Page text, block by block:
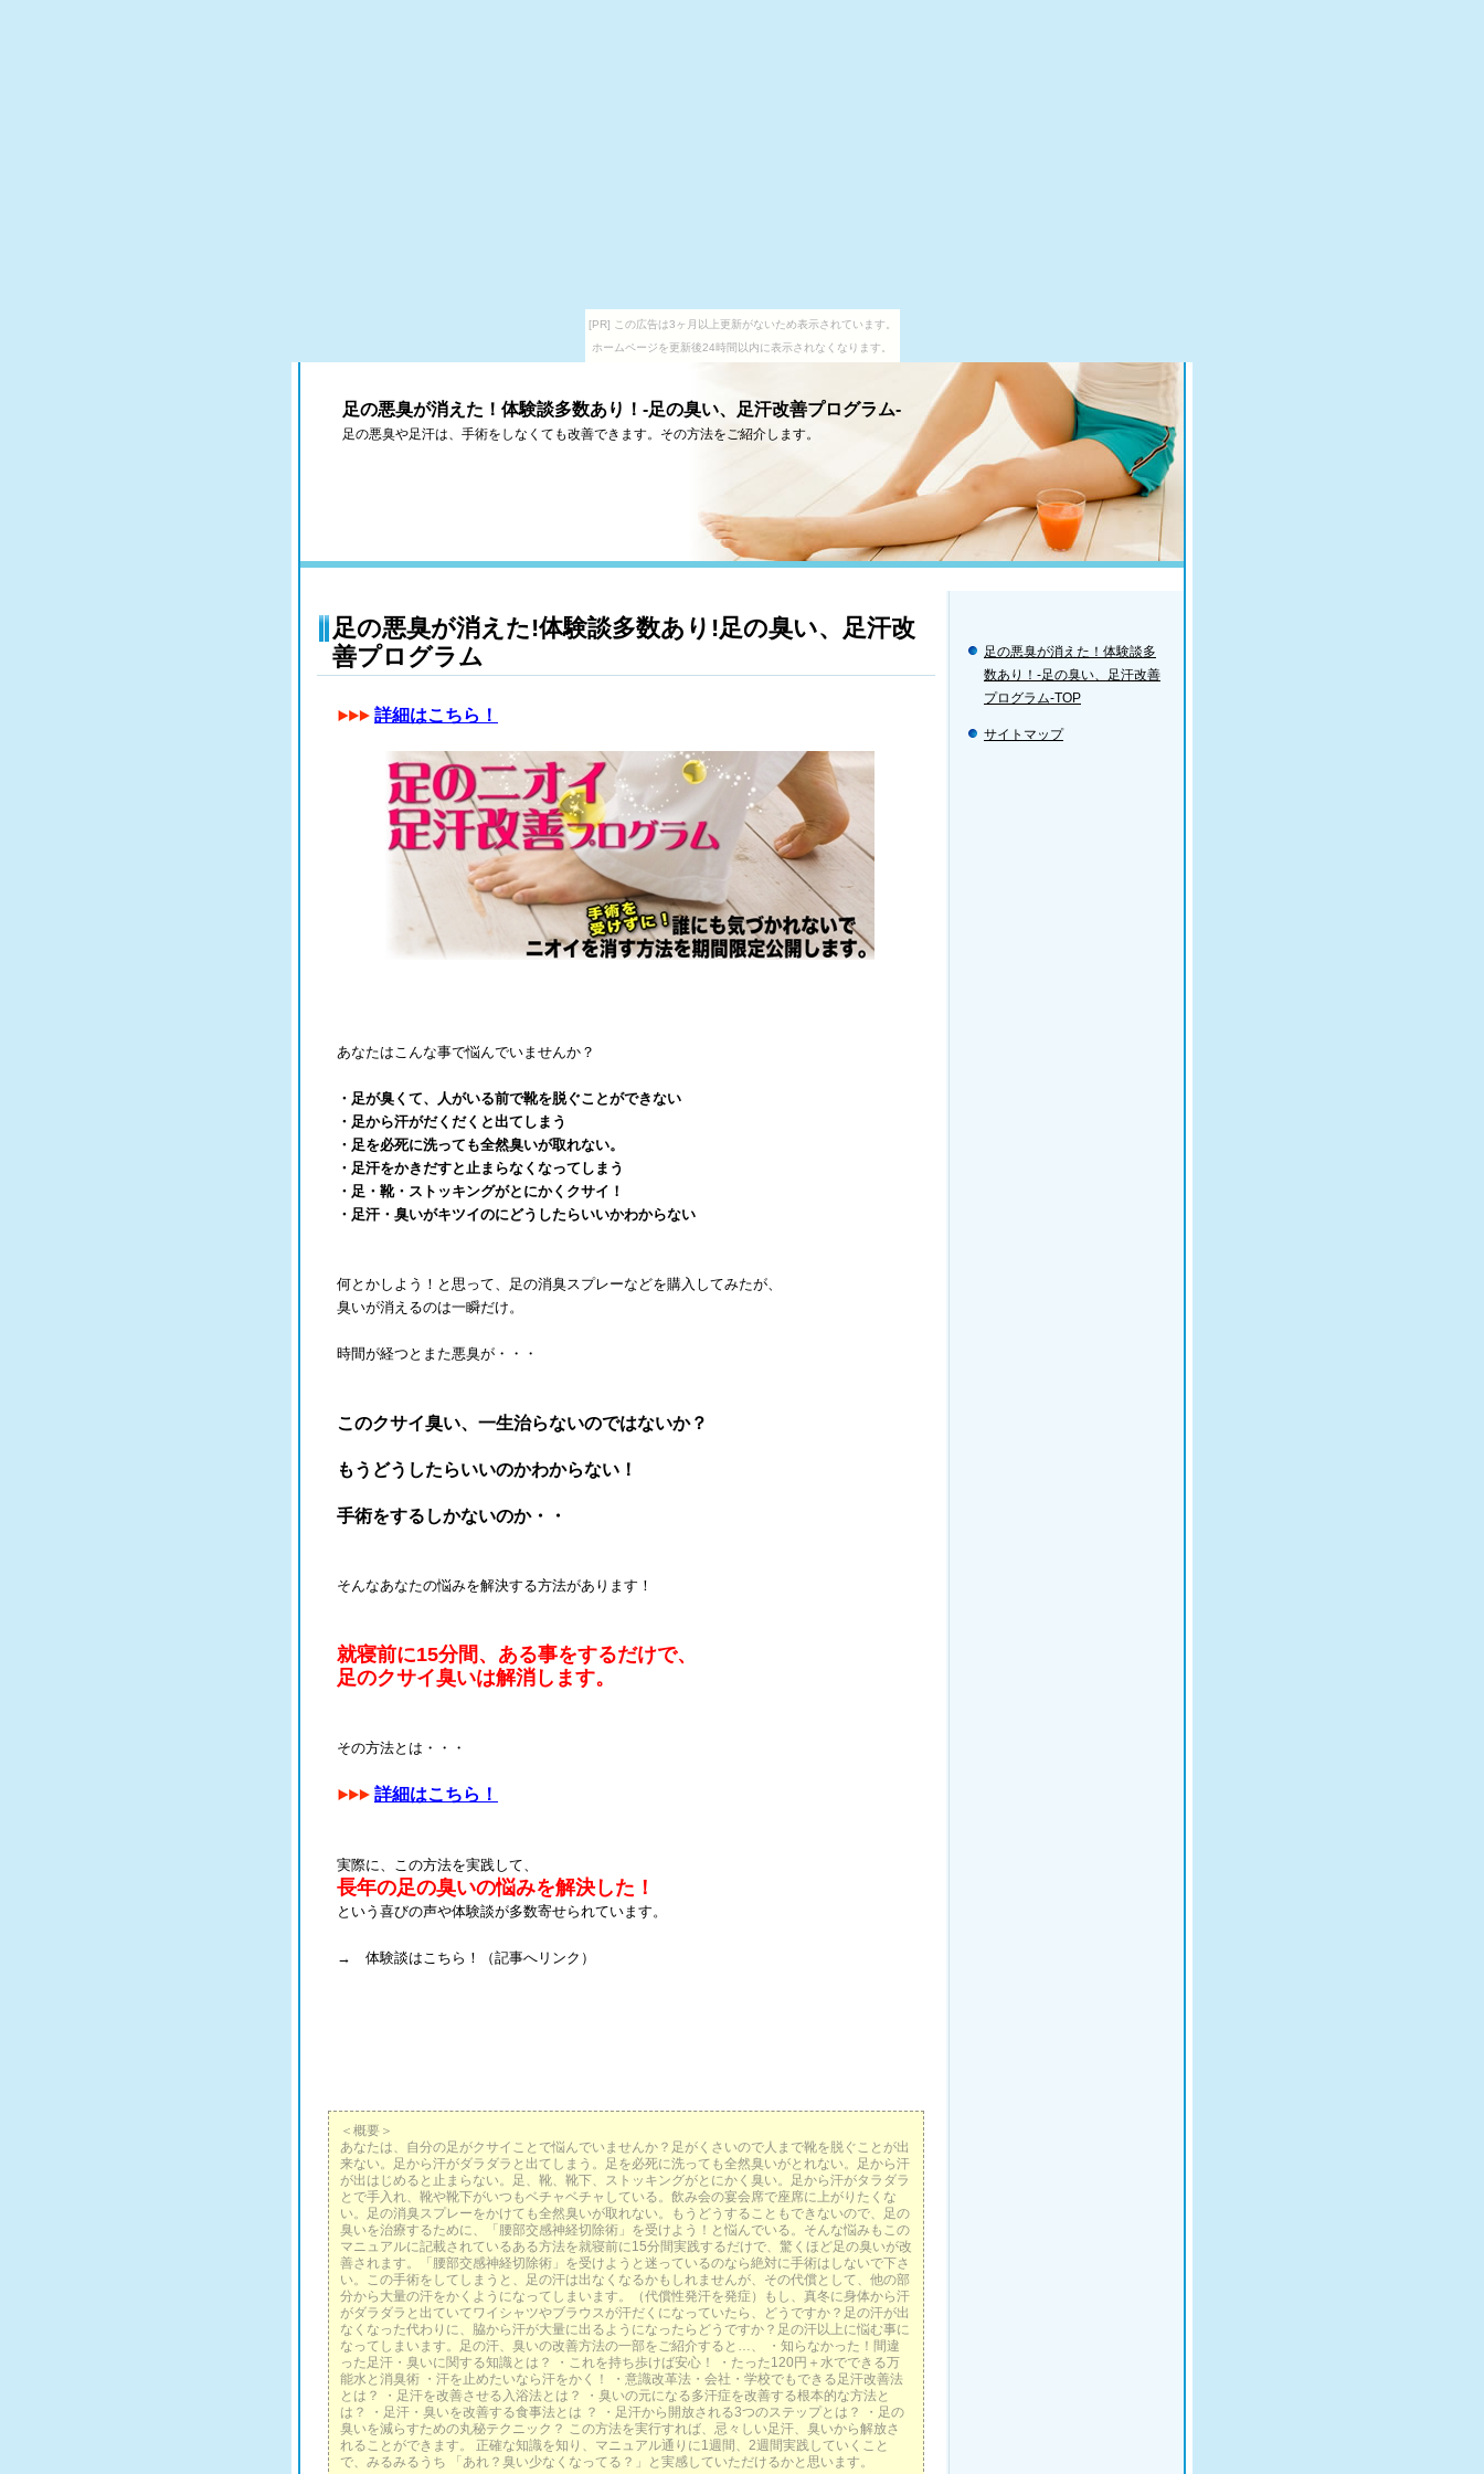
[PR] この広告は3ヶ月以上更新がないため表示されています。
ホームページを更新後24時間以内に表示されなくなります。
足の悪臭が消えた！体験談多数あり！-足の臭い、足汗改善プログラム-
足の悪臭や足汗は、手術をしなくても改善できます。その方法をご紹介します。
足の悪臭が消えた!体験談多数あり!足の臭い、足汗改
善プログラム
詳細はこちら！
あなたはこんな事で悩んでいませんか？
・足が臭くて、人がいる前で靴を脱ぐことができない
・足から汗がだくだくと出てしまう
・足を必死に洗っても全然臭いが取れない。
・足汗をかきだすと止まらなくなってしまう
・足・靴・ストッキングがとにかくクサイ！
・足汗・臭いがキツイのにどうしたらいいかわからない
何とかしよう！と思って、足の消臭スプレーなどを購入してみたが、
臭いが消えるのは一瞬だけ。
時間が経つとまた悪臭が・・・
このクサイ臭い、一生治らないのではないか？
もうどうしたらいいのかわからない！
手術をするしかないのか・・
そんなあなたの悩みを解決する方法があります！
就寝前に15分間、ある事をするだけで、
足のクサイ臭いは解消します。
その方法とは・・・
詳細はこちら！
実際に、この方法を実践して、
長年の足の臭いの悩みを解決した！
という喜びの声や体験談が多数寄せられています。
→ 体験談はこちら！（記事へリンク）
＜概要＞
あなたは、自分の足がクサイことで悩んでいませんか？足がくさいので人まで靴を脱ぐことが出
来ない。足から汗がダラダラと出てしまう。足を必死に洗っても全然臭いがとれない。足から汗
が出はじめると止まらない。足、靴、靴下、ストッキングがとにかく臭い。足から汗がタラダラ
とで手入れ、靴や靴下がいつもベチャベチャしている。飲み会の宴会席で座席に上がりたくな
い。足の消臭スプレーをかけても全然臭いが取れない。もうどうすることもできないので、足の
臭いを治療するために、「腰部交感神経切除術」を受けよう！と悩んでいる。そんな悩みもこの
マニュアルに記載されているある方法を就寝前に15分間実践するだけで、驚くほど足の臭いが改
善されます。「腰部交感神経切除術」を受けようと迷っているのなら絶対に手術はしないで下さ
い。この手術をしてしまうと、足の汗は出なくなるかもしれませんが、その代償として、他の部
分から大量の汗をかくようになってしまいます。（代償性発汗を発症）もし、真冬に身体から汗
がダラダラと出ていてワイシャツやブラウスが汗だくになっていたら、どうですか？足の汗が出
なくなった代わりに、脇から汗が大量に出るようになったらどうですか？足の汗以上に悩む事に
なってしまいます。足の汗、臭いの改善方法の一部をご紹介すると…、 ・知らなかった！間違
った足汗・臭いに関する知識とは？ ・これを持ち歩けば安心！ ・たった120円＋水でできる万
能水と消臭術 ・汗を止めたいなら汗をかく！ ・意識改革法・会社・学校でもできる足汗改善法
とは？ ・足汗を改善させる入浴法とは？ ・臭いの元になる多汗症を改善する根本的な方法と
は？ ・足汗・臭いを改善する食事法とは ？ ・足汗から開放される3つのステップとは？ ・足の
臭いを減らすための丸秘テクニック？ この方法を実行すれば、忌々しい足汗、臭いから解放さ
れることができます。 正確な知識を知り、マニュアル通りに1週間、2週間実践していくこと
で、みるみるうち 「あれ？臭い少なくなってる？」と実感していただけるかと思います。
足の悪臭が消えた！体験談多
数あり！-足の臭い、足汗改善
プログラム-TOP
サイトマップ